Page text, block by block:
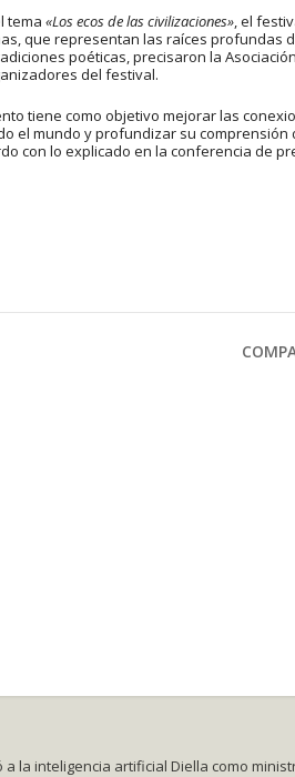
tema «Los ecos de las civilizaciones», el
que representan las raíces profundas
poéticas, precisaron la
del festival.
tiene como objetivo mejorar las
el mundo y profundizar su
con lo explicado en la conferencia de
a la inteligencia artificial Diella como